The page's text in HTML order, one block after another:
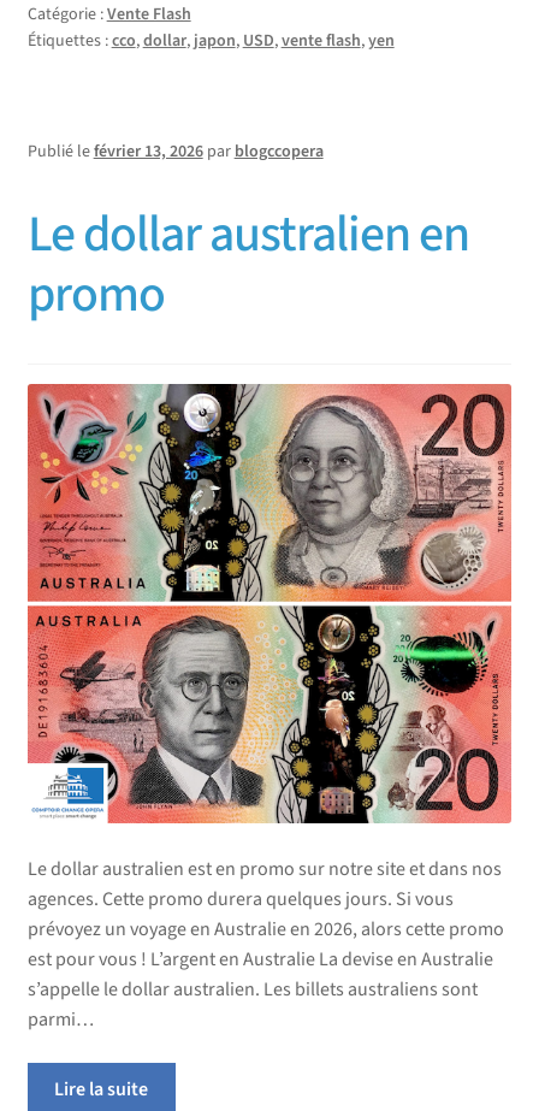
Catégorie :Vente Flash
Étiquettes :cco,dollar, japon, USD,vente flash,yen
Publié lefévrier 13, 2026 par blogccopera
Le dollar australien en
promo
Le dollar australien est en promo sur notre site et dans nos
agences. Cette promo durera quelques jours. Si vous
prévoyez un voyage en Australie en 2026, alors cette promo
est pour vous ! L’argent en Australie La devise en Australie
s’appelle le dollar australien. Les billets australiens sont
parmi…
Lire la suite